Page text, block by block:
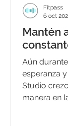
Mantén
Aún
esperanza
Studio
manera en
Fitpass
6 oct